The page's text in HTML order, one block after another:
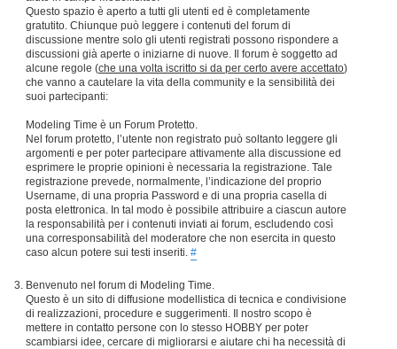
Questo spazio è aperto a tutti gli utenti ed è completamente
gratutito. Chiunque può leggere i contenuti del forum di
discussione mentre solo gli utenti registrati possono rispondere a
discussioni già aperte o iniziarne di nuove. Il forum è soggetto ad
alcune regole (che una volta iscritto si da per certo avere accettato)
che vanno a cautelare la vita della community e la sensibilità dei
suoi partecipanti:
Modeling Time è un Forum Protetto.
Nel forum protetto, l’utente non registrato può soltanto leggere gli
argomenti e per poter partecipare attivamente alla discussione ed
esprimere le proprie opinioni è necessaria la registrazione. Tale
registrazione prevede, normalmente, l’indicazione del proprio
Username, di una propria Password e di una propria casella di
posta elettronica. In tal modo è possibile attribuire a ciascun autore
la responsabilità per i contenuti inviati ai forum, escludendo così
una corresponsabilità del moderatore che non esercita in questo
caso alcun potere sui testi inseriti. #
Benvenuto nel forum di Modeling Time.
Questo è un sito di diffusione modellistica di tecnica e condivisione
di realizzazioni, procedure e suggerimenti. Il nostro scopo è
mettere in contatto persone con lo stesso HOBBY per poter
scambiarsi idee, cercare di migliorarsi e aiutare chi ha necessità di